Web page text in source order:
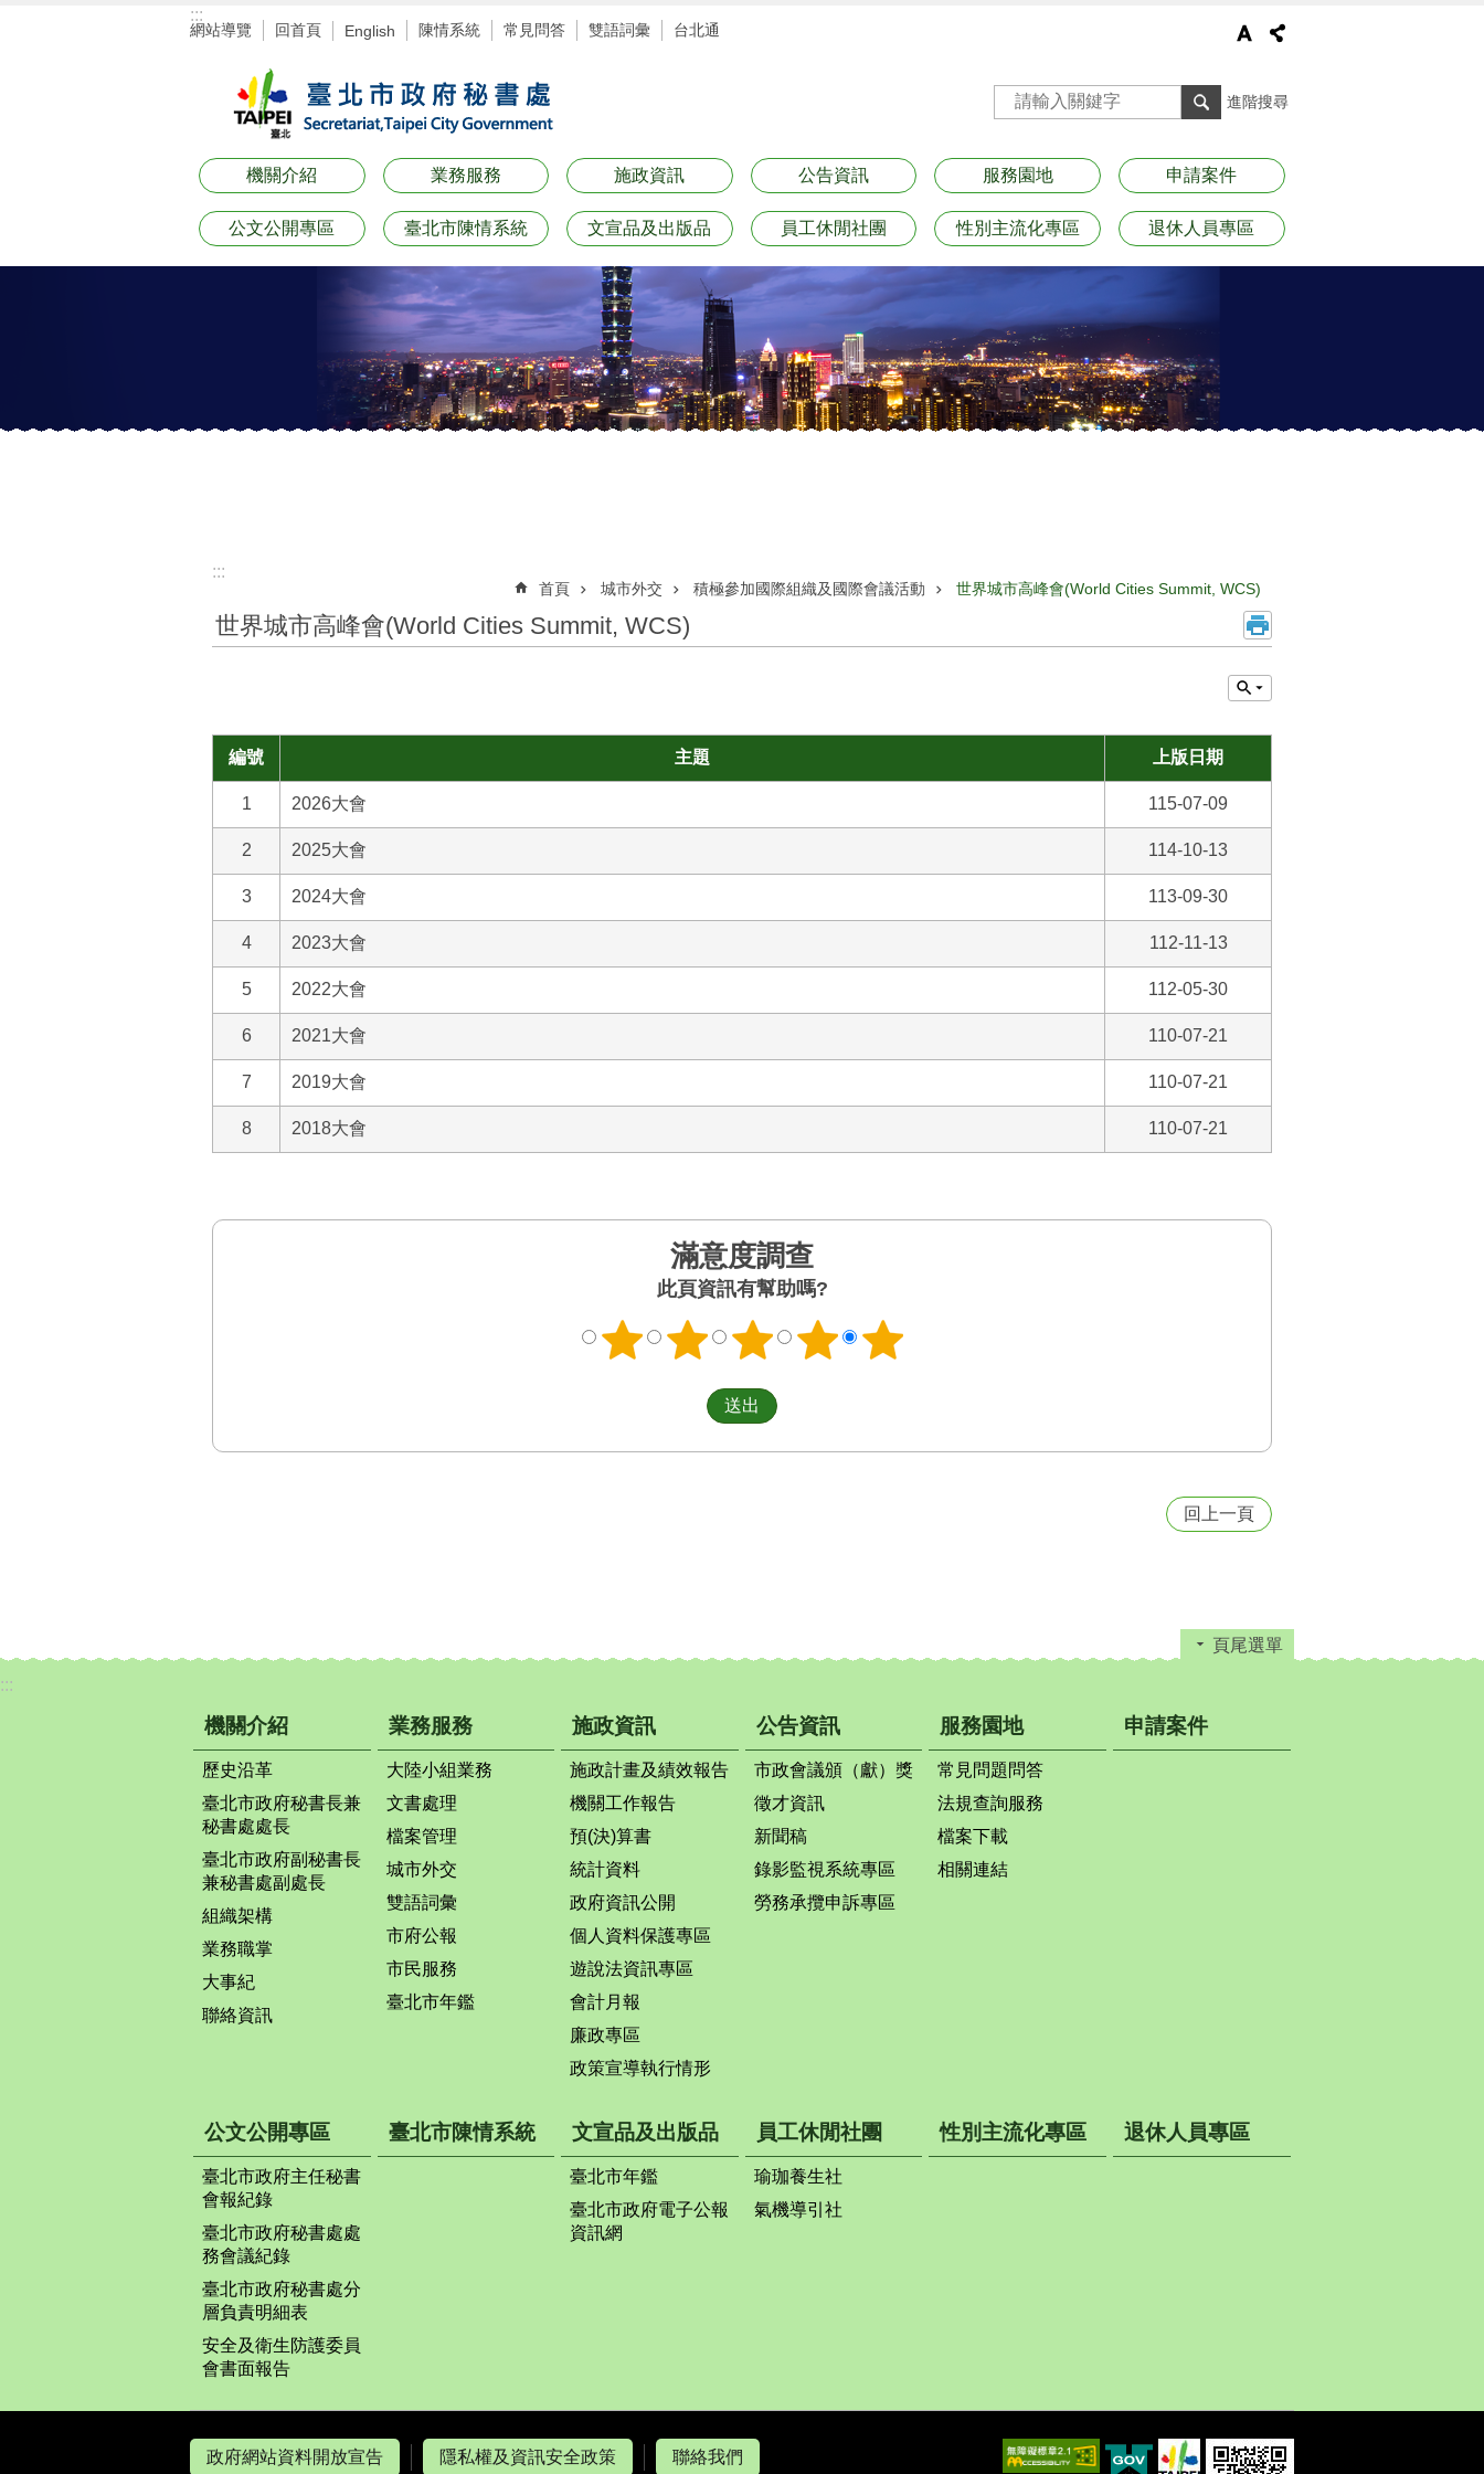
:::
網站導覽 回首頁 English 陳情系統 常見問答 雙語詞彙 台北通
進階搜尋
機關介紹 業務服務 施政資訊 公告資訊 服務園地 申請案件
公文公開專區 臺北市陳情系統 文宣品及出版品 員工休閒社團 性別主流化專區 退休人員專區
:::
首頁 城市外交 積極參加國際組織及國際會議活動 世界城市高峰會(World Cities Summit, WCS)
世界城市高峰會(World Cities Summit, WCS)
編號 主題 上版日期
1 2026大會 115-07-09
2 2025大會 114-10-13
3 2024大會 113-09-30
4 2023大會 112-11-13
5 2022大會 112-05-30
6 2021大會 110-07-21
7 2019大會 110-07-21
8 2018大會 110-07-21
滿意度調查
此頁資訊有幫助嗎?
回上一頁
頁尾選單
:::
機關介紹
歷史沿革
臺北市政府秘書長兼
秘書處處長
臺北市政府副秘書長
兼秘書處副處長
組織架構
業務職掌
大事紀
聯絡資訊
業務服務
大陸小組業務
文書處理
檔案管理
城市外交
雙語詞彙
市府公報
市民服務
臺北市年鑑
施政資訊
施政計畫及績效報告
機關工作報告
預(決)算書
統計資料
政府資訊公開
個人資料保護專區
遊說法資訊專區
會計月報
廉政專區
政策宣導執行情形
公告資訊
市政會議頒（獻）獎
徵才資訊
新聞稿
錄影監視系統專區
勞務承攬申訴專區
服務園地
常見問題問答
法規查詢服務
檔案下載
相關連結
申請案件
公文公開專區
臺北市政府主任秘書
會報紀錄
臺北市政府秘書處處
務會議紀錄
臺北市政府秘書處分
層負責明細表
安全及衛生防護委員
會書面報告
臺北市陳情系統 文宣品及出版品
臺北市年鑑
臺北市政府電子公報
資訊網
員工休閒社團
瑜珈養生社
氣機導引社
性別主流化專區 退休人員專區
政府網站資料開放宣告 隱私權及資訊安全政策 聯絡我們